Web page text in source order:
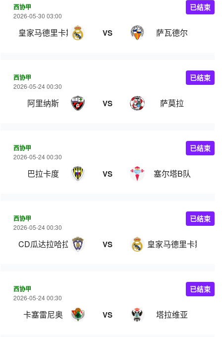
西协甲
2026-05-30 03:00
皇家马德里卡斯蒂亚 VS 萨瓦德尔
已结束
西协甲
2026-05-24 00:30
阿里纳斯 VS 萨莫拉
已结束
西协甲
2026-05-24 00:30
巴拉卡度 VS 塞尔塔B队
已结束
西协甲
2026-05-24 00:30
CD瓜达拉哈拉 VS 皇家马德里卡斯蒂亚
已结束
西协甲
2026-05-24 00:30
卡塞雷尼奥 VS 塔拉维亚
已结束